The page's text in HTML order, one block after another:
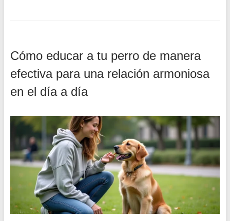
Cómo educar a tu perro de manera
efectiva para una relación armoniosa
en el día a día